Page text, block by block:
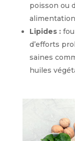
poisson ou
Lipides :
d’efforts
saines
huiles